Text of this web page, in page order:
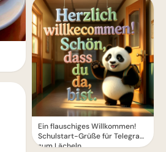
Ein flauschiges Willkommen!
Schulstart-Grüße für Telegram
zum Lächeln